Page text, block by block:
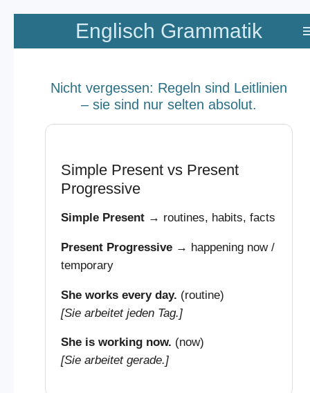
Zum
springen
Englisch Grammatik
Nicht vergessen: Regeln sind Leitlinien
– sie sind nur selten absolut.
Simple Present vs Present
Progressive
Simple Present→ routines, habits, facts
Present Progressive→ happening now /
temporary
She works every day. (routine)
[Sie arbeitet jeden Tag.]
She is working now. (now)
[Sie arbeitet gerade.]